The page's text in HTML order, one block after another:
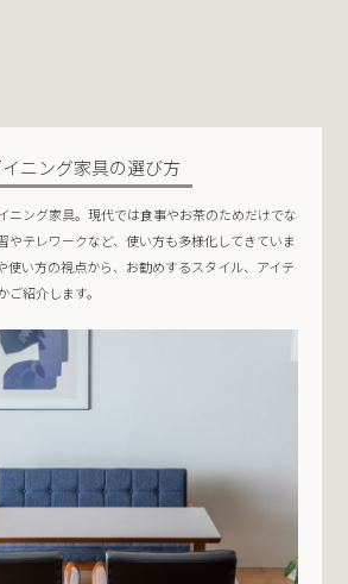
ニング家具の選び方
ニング家具。現代では食事やお茶のためだけでな
やテレワークなど、使い方も多様化してきていま
使い方の視点から、お勧めするスタイル、アイテ
紹介します。